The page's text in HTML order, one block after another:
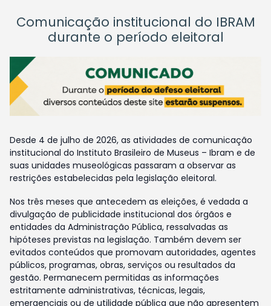
Comunicação institucional do IBRAM
durante o período eleitoral
Desde 4 de julho de 2026, as atividades de comunicação
institucional do Instituto Brasileiro de Museus – Ibram e de
suas unidades museológicas passaram a observar as
restrições estabelecidas pela legislação eleitoral.
Nos três meses que antecedem as eleições, é vedada a
divulgação de publicidade institucional dos órgãos e
entidades da Administração Pública, ressalvadas as
hipóteses previstas na legislação. Também devem ser
evitados conteúdos que promovam autoridades, agentes
públicos, programas, obras, serviços ou resultados da
gestão. Permanecem permitidas as informações
estritamente administrativas, técnicas, legais,
emergenciais ou de utilidade pública que não apresentem